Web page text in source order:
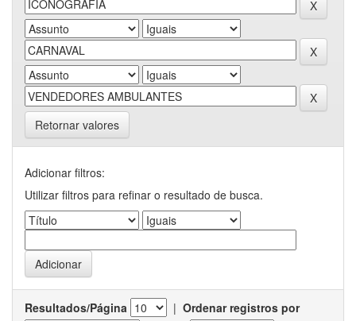
Retornar valores
Adicionar filtros:
Utilizar filtros para refinar o resultado de busca.
Resultados/Página | Ordenar registros por